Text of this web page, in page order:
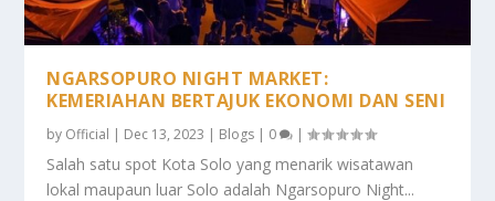
NGARSOPURO NIGHT MARKET:
KEMERIAHAN BERTAJUK EKONOMI DAN SENI
by Official | Dec 13, 2023 | Blogs | 0 |
Salah satu spot Kota Solo yang menarik wisatawan
lokal maupaun luar Solo adalah Ngarsopuro Night...